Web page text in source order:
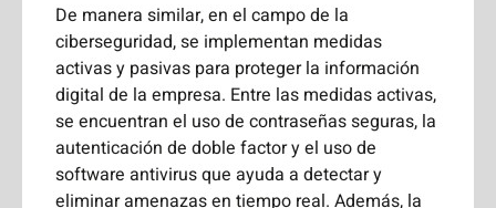
De manera similar, en el campo de la
ciberseguridad, se implementan medidas
activas y pasivas para proteger la información
digital de la empresa. Entre las medidas activas,
se encuentran el uso de contraseñas seguras, la
autenticación de doble factor y el uso de
software antivirus que ayuda a detectar y
eliminar amenazas en tiempo real. Además, la